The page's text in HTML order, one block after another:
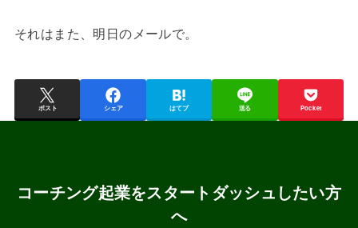
それはまた、明日のメールで。
ポスト シェア はてブ 送る Pocket
コーチング起業をスタートダッシュしたい方
へ